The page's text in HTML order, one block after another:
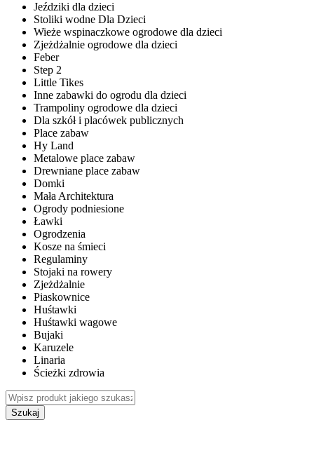
Jeździki dla dzieci
Stoliki wodne Dla Dzieci
Wieże wspinaczkowe ogrodowe dla dzieci
Zjeżdżalnie ogrodowe dla dzieci
Feber
Step 2
Little Tikes
Inne zabawki do ogrodu dla dzieci
Trampoliny ogrodowe dla dzieci
Dla szkół i placówek publicznych
Place zabaw
Hy Land
Metalowe place zabaw
Drewniane place zabaw
Domki
Mała Architektura
Ogrody podniesione
Ławki
Ogrodzenia
Kosze na śmieci
Regulaminy
Stojaki na rowery
Zjeżdżalnie
Piaskownice
Huśtawki
Huśtawki wagowe
Bujaki
Karuzele
Linaria
Ścieżki zdrowia
Szukaj